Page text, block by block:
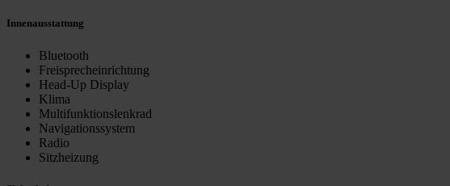
Innenausstattung
Bluetooth
Freisprecheinrichtung
Head-Up Display
Klima
Multifunktionslenkrad
Navigationssystem
Radio
Sitzheizung